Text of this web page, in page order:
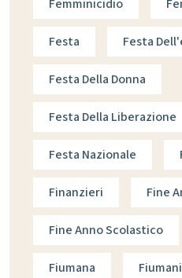
Femminicidio
Festa Festa
Festa Della Donna
Festa Della Liberazione
Festa Nazionale
Finanzieri Fine
Fine Anno Scolastico
Fiumana Fiumani